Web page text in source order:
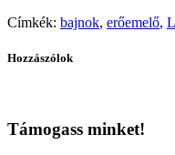
Címkék: bajnok, erőemelő,
Hozzászólok
Támogass minket!